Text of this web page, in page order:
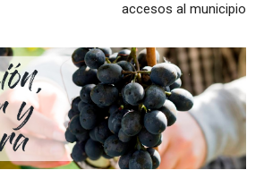
accesos al municipio